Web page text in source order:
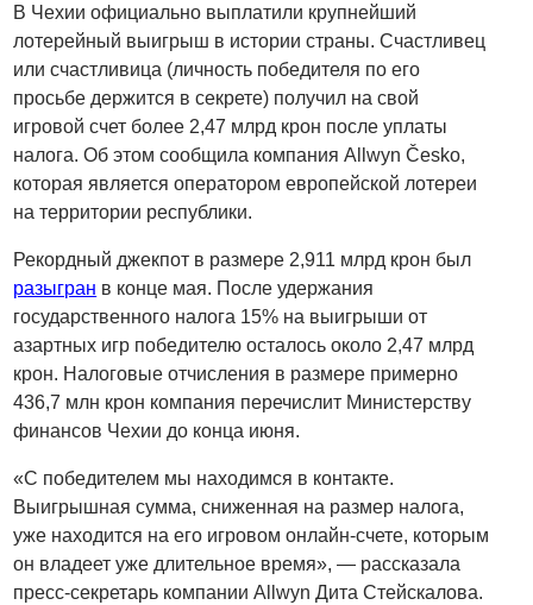
В Чехии официально выплатили крупнейший
лотерейный выигрыш в истории страны. Счастливец
или счастливица (личность победителя по его
просьбе держится в секрете) получил на свой
игровой счет более 2,47 млрд крон после уплаты
налога. Об этом сообщила компания Allwyn Česko,
которая является оператором европейской лотереи
на территории республики.
Рекордный джекпот в размере 2,911 млрд крон был
разыгран в конце мая. После удержания
государственного налога 15% на выигрыши от
азартных игр победителю осталось около 2,47 млрд
крон. Налоговые отчисления в размере примерно
436,7 млн крон компания перечислит Министерству
финансов Чехии до конца июня.
«С победителем мы находимся в контакте.
Выигрышная сумма, сниженная на размер налога,
уже находится на его игровом онлайн-счете, которым
он владеет уже длительное время», — рассказала
пресс-секретарь компании Allwyn Дита Стейскалова.